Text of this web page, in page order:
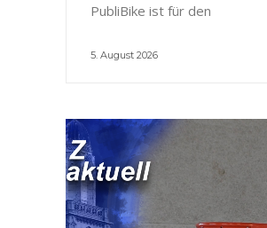
PubliBike ist für den
5. August 2026